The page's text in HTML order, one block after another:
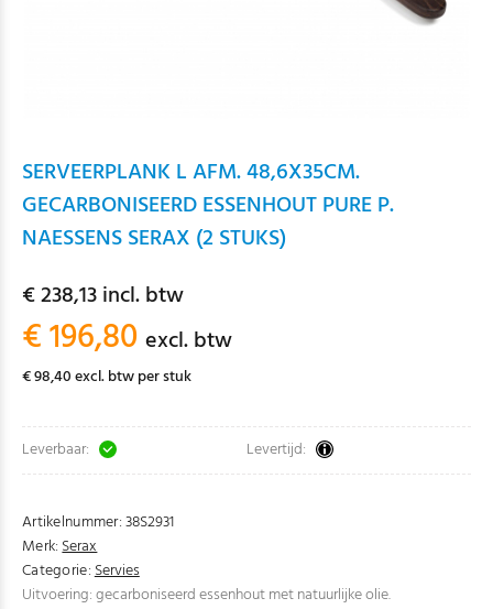
SERVEERPLANK L AFM. 48,6X35CM.
GECARBONISEERD ESSENHOUT PURE P.
NAESSENS SERAX (2 STUKS)
€ 238,13 incl. btw
€ 196,80 excl. btw
€ 98,40 excl. btw per stuk
Leverbaar: Levertijd:
Artikelnummer:38S2931
Merk:Serax
Categorie:Servies
Uitvoering: gecarboniseerd essenhout met natuurlijke olie.